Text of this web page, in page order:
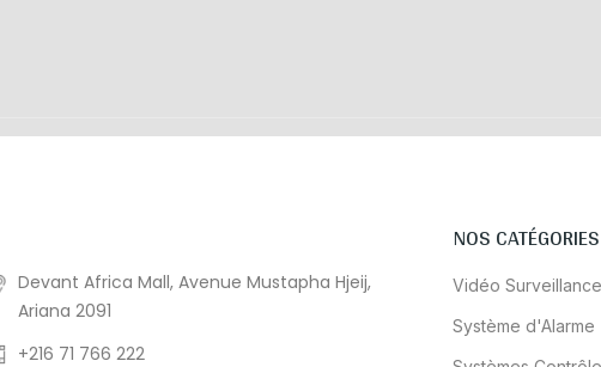
Devant Africa Mall, Avenue Mustapha Hjeij,
Ariana 2091
+216 71 766 222
NOS CATÉGORIES
Vidéo Surveillance
Système d'Alarme